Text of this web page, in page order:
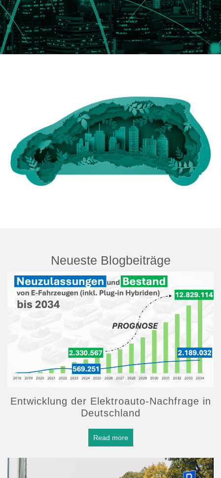
Neueste Blogbeiträge
Entwicklung der Elektroauto-Nachfrage in
Deutschland
Read more